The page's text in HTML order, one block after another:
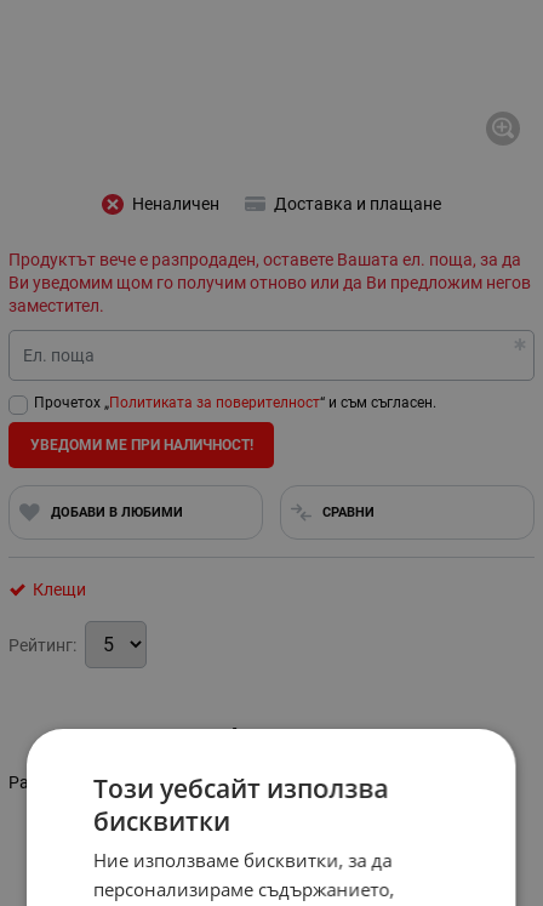
Неналичен Доставка и плащане
Продуктът вече е разпродаден, оставете Вашата ел. поща, за да
Ви уведомим щом го получим отново или да Ви предложим негов
заместител.
Ел. поща
Прочетох „Политиката за поверителност“ и съм съгласен.
УВЕДОМИ МЕ ПРИ НАЛИЧНОСТ!
ДОБАВИ В ЛЮБИМИ СРАВНИ
Клещи
Рейтинг:
Информация
Размер: 180 мм.Този уебсайт използва
бисквитки
Ние използваме бисквитки, за да
персонализираме съдържанието,